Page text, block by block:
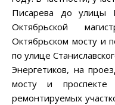
Писарева до улицы
Октябрьской
Октябрьском мосту и
по улице
Энергетиков, на
мосту и
ремонтируемых